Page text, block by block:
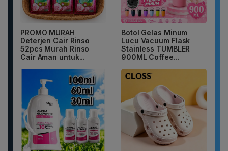
PROMO MURAH
Deterjen Cair Rinso
52pcs Murah Rinso
Cair Aman untuk...
Botol Gelas Minum
Lucu Vacuum Flask
Stainless TUMBLER
900ML Coffee...